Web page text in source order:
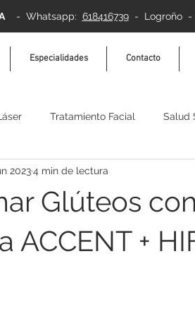
- Whatsapp: 618416739- Logroño -
Especialidades Contacto
Tratamiento Facial Salud
Relajación bienestar
Glúteos con
ACCENT +
20234 min de lectura